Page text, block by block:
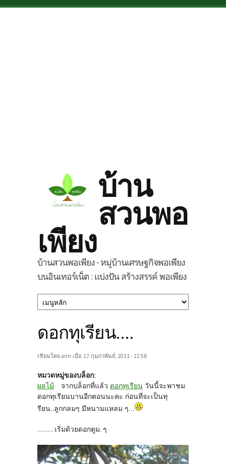
Skip to main content
บ้าน
สวนพอ
เพียง
บ้านสวนพอเพียง - หมู่บ้านเศรษฐกิจพอเพียง
บนอินเทอร์เน็ต : แบ่งปัน สร้างสรรค์ พอเพียง
ดอกทุเรียน....
เขียนโดย ann เมื่อ 22 กุมภาพันธ์, 2011 - 22:58
หมวดหมู่ของบล็อก:
ผลไม้
จากบล็อกที่แล้ว ดอกทุเรียน วันนี้จะพาชม
ดอกทุเรียนบานอีกตอนนะคะ ก่อนที่จะเป็นทุ
รียน..ลูกกลมๆ มีหนามแหลม ๆ...
........ เริ่มด้วยดอกตูม. ๆ